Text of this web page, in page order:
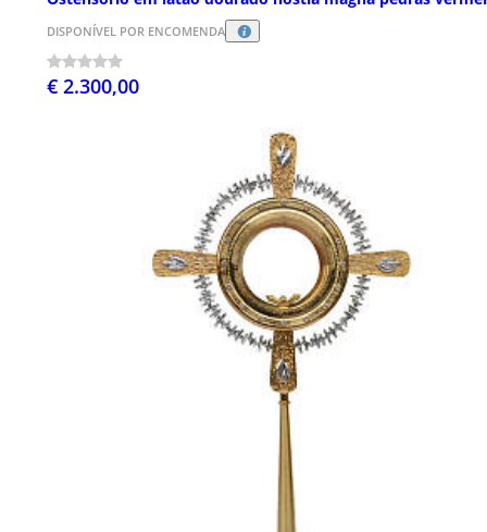
DISPONÍVEL POR ENCOMENDA
€ 2.300,00